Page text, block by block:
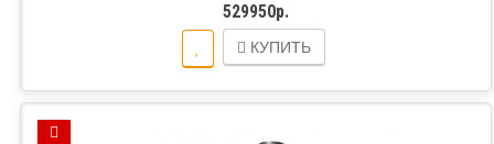
529950р.
КУПИТЬ